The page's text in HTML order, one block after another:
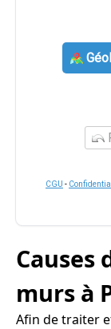
CGU -
Causes
murs à
Afin de traiter